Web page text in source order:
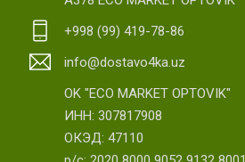
+998 (99) 419-78-86
info@dostavo4ka.uz
OK "ECO MARKET OPTOVIK"
ИНН: 307817908
ОКЭД: 47110